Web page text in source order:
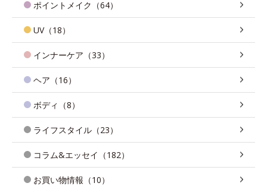
ポイントメイク（64）
UV（18）
インナーケア（33）
ヘア（16）
ボディ（8）
ライフスタイル（23）
コラム&エッセイ（182）
お買い物情報（10）